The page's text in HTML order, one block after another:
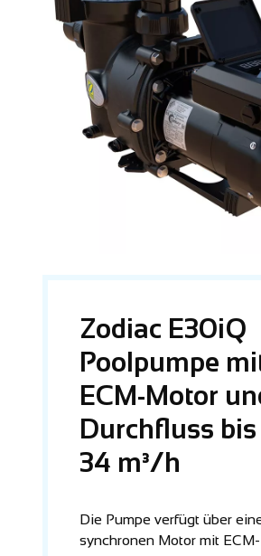
Zodiac E30iQ
Poolpumpe
ECM-Motor
Durchfluss bis
34 m³/h
Die Pumpe verfügt über
synchronen Motor mit ECM-